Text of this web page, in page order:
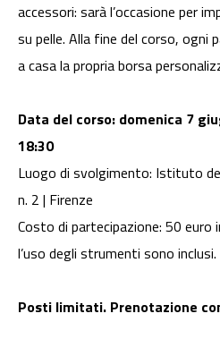
accessori: sarà l’occasione per
su pelle. Alla fine del corso, ogni
a casa la propria borsa
Data del corso: domenica 7
18:30
Luogo di svolgimento: Istituto
n. 2 | Firenze
Costo di partecipazione: 50 euro
l’uso degli strumenti sono inclusi.
Posti limitati. Prenotazione